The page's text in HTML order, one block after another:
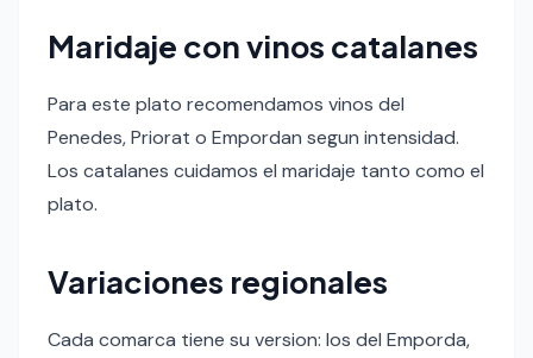
Maridaje con vinos catalanes
Para este plato recomendamos vinos del
Penedes, Priorat o Empordan segun intensidad.
Los catalanes cuidamos el maridaje tanto como el
plato.
Variaciones regionales
Cada comarca tiene su version: los del Emporda,